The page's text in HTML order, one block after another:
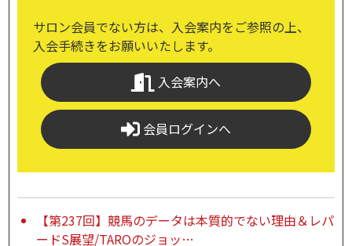
サロン会員でない方は、入会案内をご参照の上、
入会手続きをお願いいたします。
入会案内へ
会員ログインへ
【第237回】競馬のデータは本質的でない理由＆レパ
ードS展望/TAROのジョッ…